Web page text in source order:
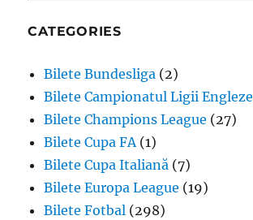
CATEGORIES
Bilete Bundesliga (2)
Bilete Campionatul Ligii Engleze
Bilete Champions League (27)
Bilete Cupa FA(1)
Bilete Cupa Italiană (7)
Bilete Europa League (19)
Bilete Fotbal (298)